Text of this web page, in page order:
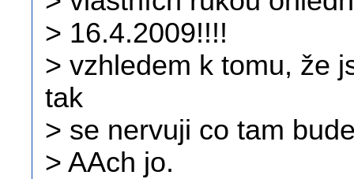
> 16.4.2009!!!!
> vzhledem k tomu, že
tak
> se nervuji co tam
> AAch jo.